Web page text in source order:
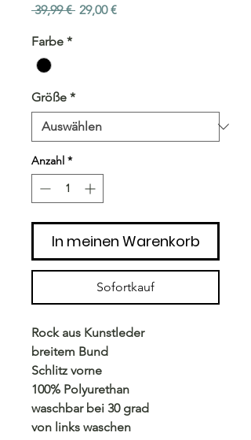
39,99 € Standardpreis
29,00 €Sale-
Farbe *
Größe *
Anzahl *
In meinen Warenkorb
Sofortkauf
Rock aus Kunstleder
breitem Bund
Schlitz vorne
100% Polyurethan
waschbar bei 30 grad
von links waschen